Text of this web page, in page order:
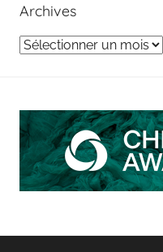
Archives
Archives